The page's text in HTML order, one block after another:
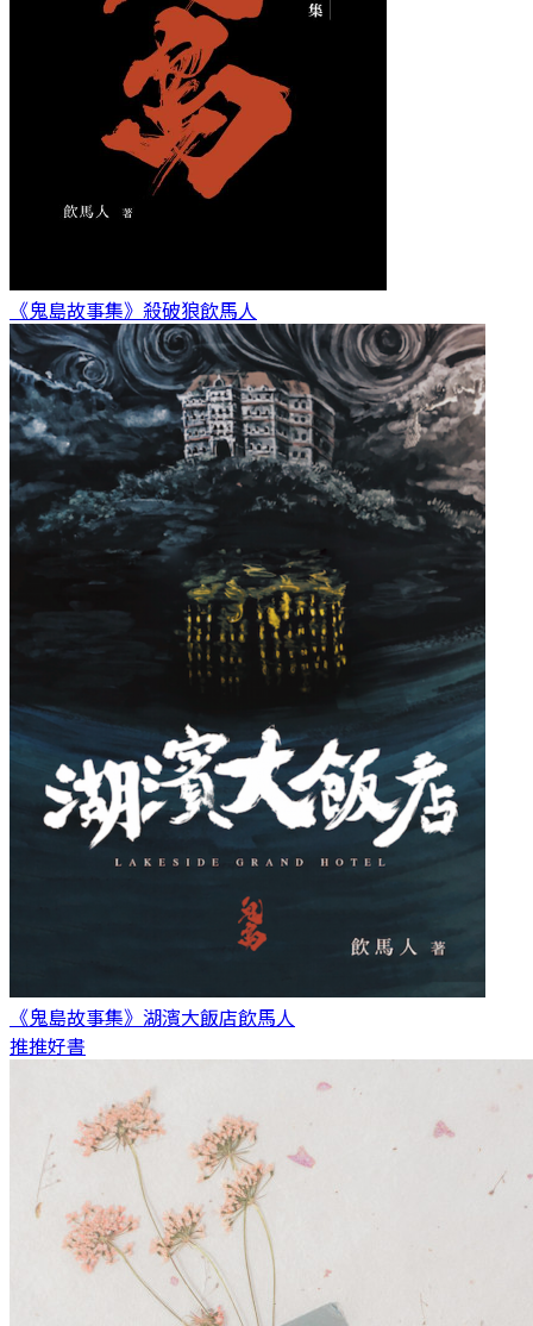
《鬼島故事集》殺破狼飲馬人
《鬼島故事集》湖濱大飯店飲馬人
推推好書